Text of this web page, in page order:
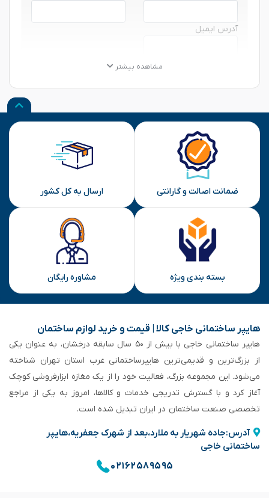
آدرس ایمیل
★
ارسال
مشاهده بیشتر
ضمانت اصالت و گارانتی ارسال به کل کشور
بسته بندی ویژه مشاوره رایگان
هایپر ساختمانی خاجی‌ کالا | قیمت و خرید لوازم ساختمان
هایپر ساختمانی خاجی‌ با بیش از ۵۰ سال سابقه‌ درخشان، به عنوان یکی
از بزرگ‌ترین و قدیمی‌ترین هایپرساختمانی‌ غرب استان تهران شناخته
می‌شود. این مجموعه بزرگ، فعالیت خود را از یک مغازه ابزارفروشی کوچک
آغاز کرد و با گسترش تدریجی خدمات و کالاها، امروز به یکی از مراجع
تخصصی صنعت ساختمان در ایران تبدیل شده است.
آدرس:جاده شهریار به ملارد،بعد از شهرک جعفریه،هایپر
ساختمانی خاجی
۰۲۱۶۲۵۸۹۵۹۵